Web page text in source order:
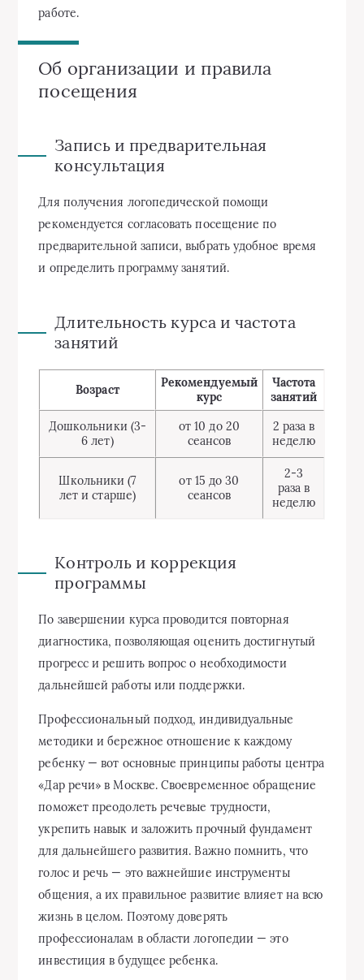
работе.
Об организации и правила
посещения
Запись и предварительная
консультация
Для получения логопедической помощи
рекомендуется согласовать посещение по
предварительной записи, выбрать удобное время
и определить программу занятий.
Длительность курса и частота
занятий
Возраст
Рекомендуемый
курс
Частота
занятий
Дошкольники (3-
6 лет)
от 10 до 20
сеансов
2 раза в
неделю
Школьники (7
лет и старше)
от 15 до 30
сеансов
2-3
раза в
неделю
Контроль и коррекция
программы
По завершении курса проводится повторная
диагностика, позволяющая оценить достигнутый
прогресс и решить вопрос о необходимости
дальнейшей работы или поддержки.
Профессиональный подход, индивидуальные
методики и бережное отношение к каждому
ребенку — вот основные принципы работы центра
«Дар речи» в Москве. Своевременное обращение
поможет преодолеть речевые трудности,
укрепить навык и заложить прочный фундамент
для дальнейшего развития. Важно помнить, что
голос и речь — это важнейшие инструменты
общения, а их правильное развитие влияет на всю
жизнь в целом. Поэтому доверять
профессионалам в области логопедии — это
инвестиция в будущее ребенка.